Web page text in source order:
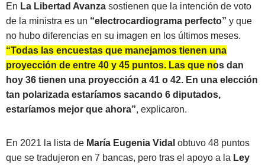
En La Libertad Avanza sostienen que la intención de voto
de la ministra es un “electrocardiograma perfecto” y que
no hubo diferencias en su imagen en los últimos meses.
“Todas las encuestas que manejamos tienen una
proyección de entre 40 y 45 puntos. Las que nos dan
hoy 36 tienen una proyección a 41 o 42. En una elección
tan polarizada estaríamos sacando 6 diputados,
estaríamos mejor que ahora”, explicaron.
En 2021 la lista de María Eugenia Vidal obtuvo 48 puntos
que se tradujeron en 7 bancas, pero tras el apoyo a la Ley